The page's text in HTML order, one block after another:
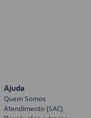
Ajuda
Quem Somos
Atendimento (SAC)